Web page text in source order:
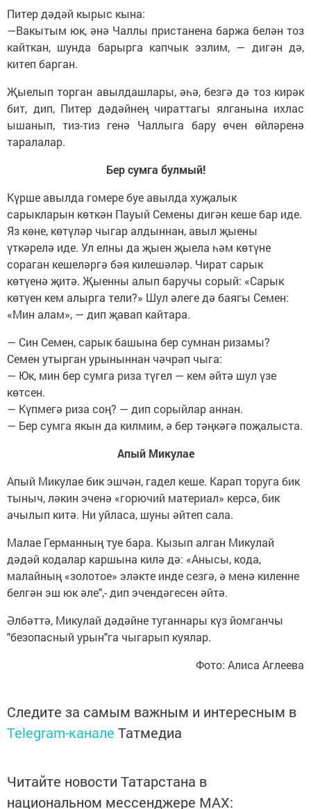
Питер дәдәй кырыс кына:
—Вакытым юк, әнә Чаллы пристанена баржа белән тоз
кайткан, шунда барырга капчык эзлим, — дигән дә,
китеп барган.
Җыелып торган авылдашлары, әһә, безгә дә тоз кирәк
бит, дип, Питер дәдәйнең чираттагы ялганына ихлас
ышанып, тиз-тиз генә Чаллыга бару өчен өйләренә
таралалар.
Бер сумга булмый!
Күрше авылда гомере буе авылда хуҗалык
сарыкларын көткән Пауый Семены дигән кеше бар иде.
Яз көне, көтүләр чыгар алдыннан, авыл җыены
үткәрелә иде. Ул елны да җыен җыела һәм көтүне
сораган кешеләргә бәя килешәләр. Чират сарык
көтүенә җитә. Җыенны алып баручы сорый: «Сарык
көтүен кем алырга тели?» Шул әлеге дә баягы Семен:
«Мин алам», — дип җавап кайтара.
— Син Семен, сарык башына бер сумнан ризамы?
Семен утырган урыныннан чәчрәп чыга:
— Юк, мин бер сумга риза түгел — кем әйтә шул үзе
көтсен.
— Күпмегә риза соң? — дип сорыйлар аннан.
— Бер сумга якын да килмим, ә бер тәңкәгә поҗалыста.
Апый Микулае
Апый Микулае бик эшчән, гадел кеше. Карап торуга бик
тыныч, ләкин эченә «горючий материал» керсә, бик
ачылып китә. Ни уйласа, шуны әйтеп сала.
Малае Германның туе бара. Кызып алган Микулай
дәдәй кодалар каршына килә дә: «Анысы, кода,
малайның «золотое» эләкте инде сезгә, ә менә киленне
белгән эш юк әле",- дип эчендәгесен әйтә.
Әлбәттә, Микулай дәдәйне туганнары күз йомганчы
"безопасный урын"га чыгарып куялар.
Фото: Алиса Аглеева
Следите за самым важным и интересным в
Telegram-канале Татмедиа
Читайте новости Татарстана в
национальном мессенджере MАХ: